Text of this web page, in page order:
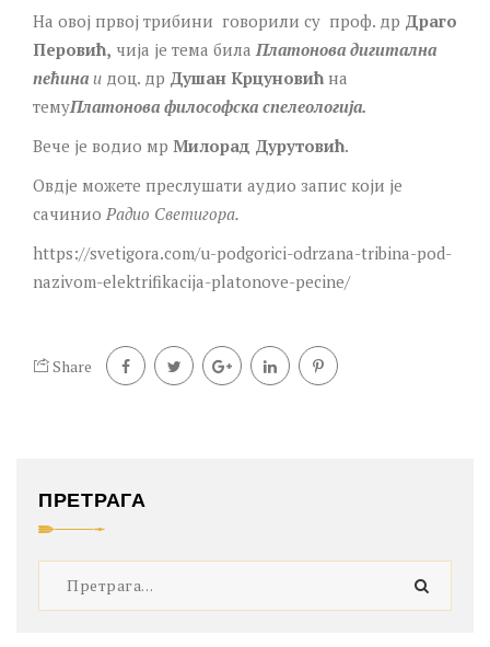
На овој првој трибини говорили су проф. др Драго
Перовић, чија је тема била Платонова дигитална
пећина и доц. др Душан Крцуновић на
темуПлатонова философска спелеологија.
Вече је водио мр Милорад Дурутовић.
Овдје можете преслушати аудио запис који је
сачинио Радио Светигора.
https://svetigora.com/u-podgorici-odrzana-tribina-pod-
nazivom-elektrifikacija-platonove-pecine/
Share
ПРЕТРАГА